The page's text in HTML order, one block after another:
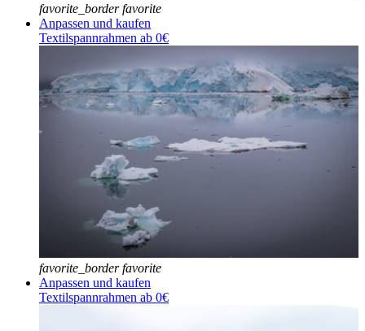
favorite_border favorite
Anpassen und kaufen
Textilspannrahmen ab 0€
favorite_border favorite
Anpassen und kaufen
Textilspannrahmen ab 0€